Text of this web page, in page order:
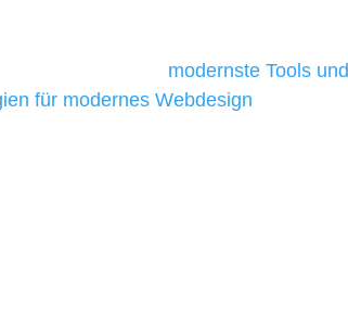
modernste Tools und
für modernes Webdesign